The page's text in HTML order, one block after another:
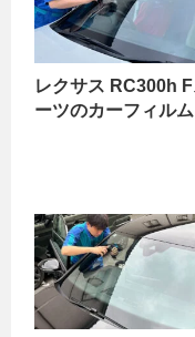
レクサス RC300h
ーツのカーフィルム